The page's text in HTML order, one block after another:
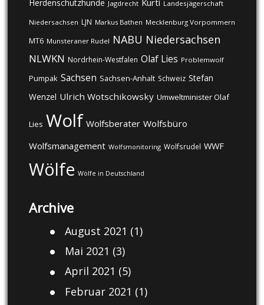
Herdenschutzhunde Jagdrecht Kurti Landesjägerschaft
Niedersachsen LJN Markus Bathen Mecklenburg Vorpommern
MT6 Munsteraner Rudel NABU Niedersachsen
NLWKN Nordrhein-Westfalen Olaf Lies Problemwolf
Pumpak Sachsen Sachsen-Anhalt Schweiz Stefan
Wenzel Ulrich Wotschikowsky Umweltminister Olaf
Lies Wolf Wolfsberater Wolfsbüro
Wolfsmanagement Wolfsmonitoring Wolfsrudel WWF
Wölfe Wölfe in Deutschland
Archive
August 2021 (1)
Mai 2021 (3)
April 2021 (5)
Februar 2021 (1)